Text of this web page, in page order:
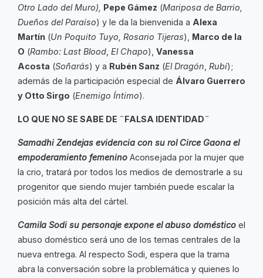
Otro Lado del Muro), Pepe Gámez (Mariposa de Barrio,
Dueños del Paraíso) y le da la bienvenida a Alexa
Martín (Un Poquito Tuyo, Rosario Tijeras), Marco de la
O (Rambo: Last Blood, El Chapo), Vanessa
Acosta (Soñarás) y a Rubén Sanz (El Dragón, Rubí);
además de la participación especial de Álvaro Guerrero
y Otto Sirgo (Enemigo Íntimo).
LO QUE NO SE SABE DE ¨FALSA IDENTIDAD¨
Samadhi Zendejas evidencia con su rol Circe Gaona el
empoderamiento femenino Aconsejada por la mujer que
la crio, tratará por todos los medios de demostrarle a su
progenitor que siendo mujer también puede escalar la
posición más alta del cártel.
Camila Sodi su personaje expone el abuso doméstico el
abuso doméstico será uno de los temas centrales de la
nueva entrega. Al respecto Sodi, espera que la trama
abra la conversación sobre la problemática y quienes lo